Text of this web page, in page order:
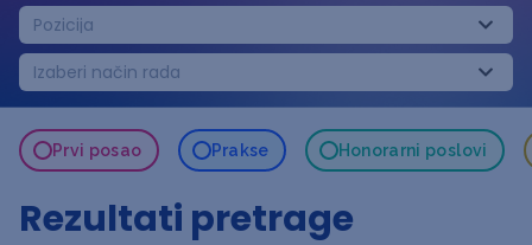
Pozicija
Izaberi način rada
Prvi posao Prakse Honorarni poslovi
Rezultati pretrage